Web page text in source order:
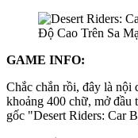
GAME INFO:
Chắc chắn rồi, đây là nội
khoảng 400 chữ, mở đầu
gốc "Desert Riders: Car